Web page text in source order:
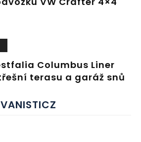
Columbus Liner
terasu a garáž snů